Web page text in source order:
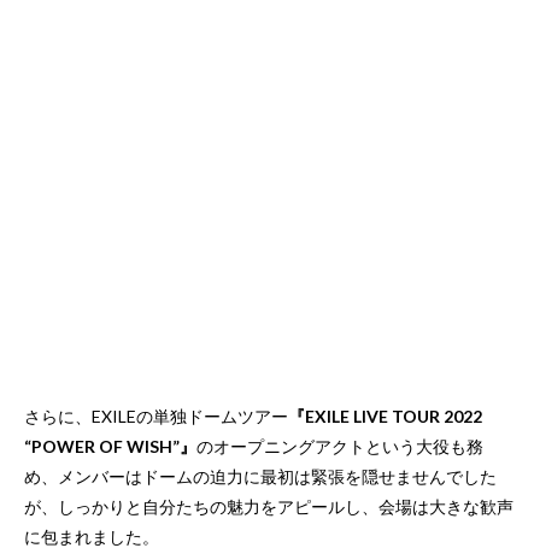
さらに、EXILEの単独ドームツアー 『EXILE LIVE TOUR 2022
“POWER OF WISH”』 のオープニングアクトという大役も務
め、メンバーはドームの迫力に最初は緊張を隠せませんでした
が、しっかりと自分たちの魅力をアピールし、会場は大きな歓声
に包まれました。